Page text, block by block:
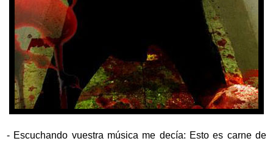
- Escuchando vuestra música me decía: Esto es carne de